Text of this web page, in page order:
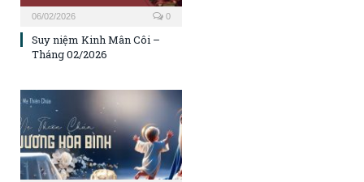
06/02/2026 0
Suy niệm Kinh Mân Côi –
Tháng 02/2026